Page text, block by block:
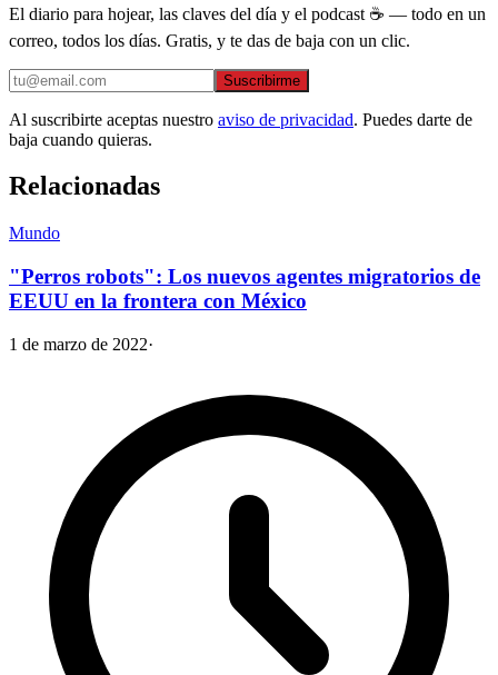
El diario para hojear, las claves del día y el podcast ☕ — todo en un
correo, todos los días. Gratis, y te das de baja con un clic.
Suscribirme
Al suscribirte aceptas nuestro aviso de privacidad. Puedes darte de
baja cuando quieras.
Relacionadas
Mundo
"Perros robots": Los nuevos agentes migratorios de
EEUU en la frontera con México
1 de marzo de 2022·